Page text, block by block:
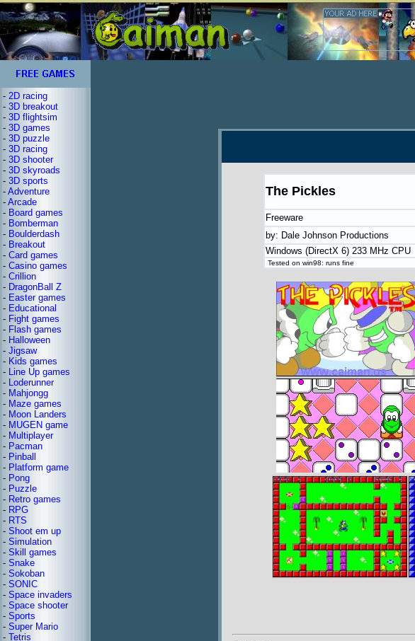
- 2D racing
- 3D breakout
- 3D flightsim
- 3D games
- 3D puzzle
- 3D racing
- 3D shooter
- 3D skyroads
- 3D sports
- Adventure
- Arcade
- Board games
- Bomberman
- Boulderdash
- Breakout
- Card games
- Casino games
- Crillion
- DragonBall Z
- Easter games
- Educational
- Fight games
- Flash games
- Halloween
- Jigsaw
- Kids games
- Line Up games
- Loderunner
- Mahjongg
- Maze games
- Moon Landers
- MUGEN game
- Multiplayer
- Pacman
- Pinball
- Platform game
- Pong
- Puzzle
- Retro games
- RPG
- RTS
- Shoot em up
- Simulation
- Skill games
- Snake
- Sokoban
- SONIC
- Space invaders
- Space shooter
- Sports
- Super Mario
- Tetris
The Pickles
Freeware
by: Dale Johnson Productions
Windows (DirectX 6) 233 MHz CPU
Tested on win98: runs fine